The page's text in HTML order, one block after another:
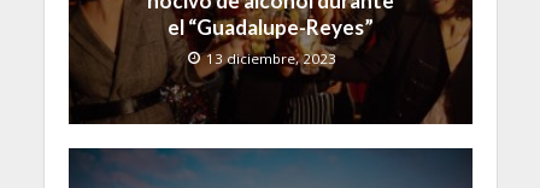
el “Guadalupe-Reyes”
13 diciembre, 2023